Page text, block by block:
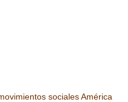
socialesAmérica